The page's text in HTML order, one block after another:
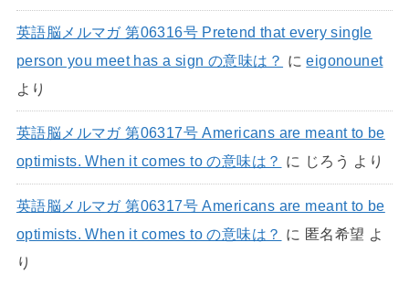
英語脳メルマガ 第06316号 Pretend that every single
person you meet has a sign の意味は？ にeigonounet
より
英語脳メルマガ 第06317号 Americans are meant to be
optimists. When it comes to の意味は？ に じろう より
英語脳メルマガ 第06317号 Americans are meant to be
optimists. When it comes to の意味は？ に 匿名希望 よ
り